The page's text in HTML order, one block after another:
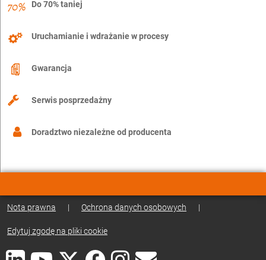
Do 70% taniej
Uruchamianie i wdrażanie w procesy
Gwarancja
Serwis posprzedażny
Doradztwo niezależne od producenta
Nota prawna | Ochrona danych osobowych |
Edytuj zgodę na pliki cookie